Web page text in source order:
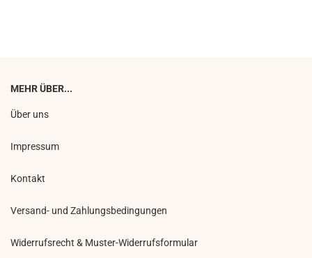
MEHR ÜBER...
Über uns
Impressum
Kontakt
Versand- und Zahlungsbedingungen
Widerrufsrecht & Muster-Widerrufsformular